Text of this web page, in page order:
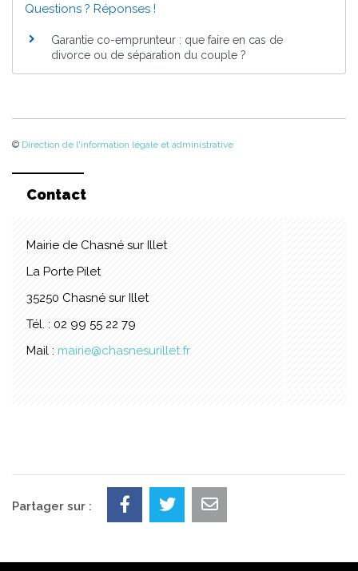
Questions ? Réponses !
Garantie co-emprunteur : que faire en cas de
divorce ou de séparation du couple ?
© Direction de l'information légale et administrative
Contact
Mairie de Chasné sur Illet
La Porte Pilet
35250 Chasné sur Illet
Tél. : 02 99 55 22 79
Mail : mairie@chasnesurillet.fr
Partager sur :